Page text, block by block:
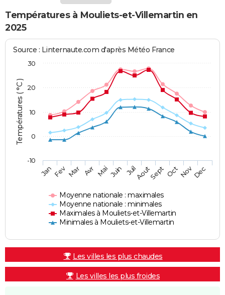
Températures à Mouliets-et-Villemartin en
2025
Températures ( °C )
Source : Linternaute.com d'après Météo France
Moyenne nationale : maximales
Moyenne nationale : minimales
Maximales à Mouliets-et-Villemartin
Minimales à Mouliets-et-Villemartin
JanFev Mar Avr MaiJuin JuilAoutSept OctNovDec
-10
0
10
20
30
Les villes les plus chaudes
Les villes les plus froides